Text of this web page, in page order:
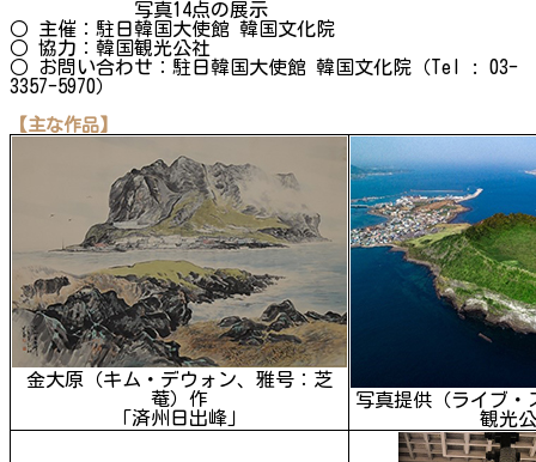
写真14点の展示
○ 主催：駐日韓国大使館 韓国文化院
○ 協力：韓国観光公社
○ お問い合わせ：駐日韓国大使館 韓国文化院（Tel : 03-
3357-5970）
【主な作品】
金大原（キム・デウォン、雅号：芝
菴）作
「済州日出峰」
写真提供（ライブ・
観光